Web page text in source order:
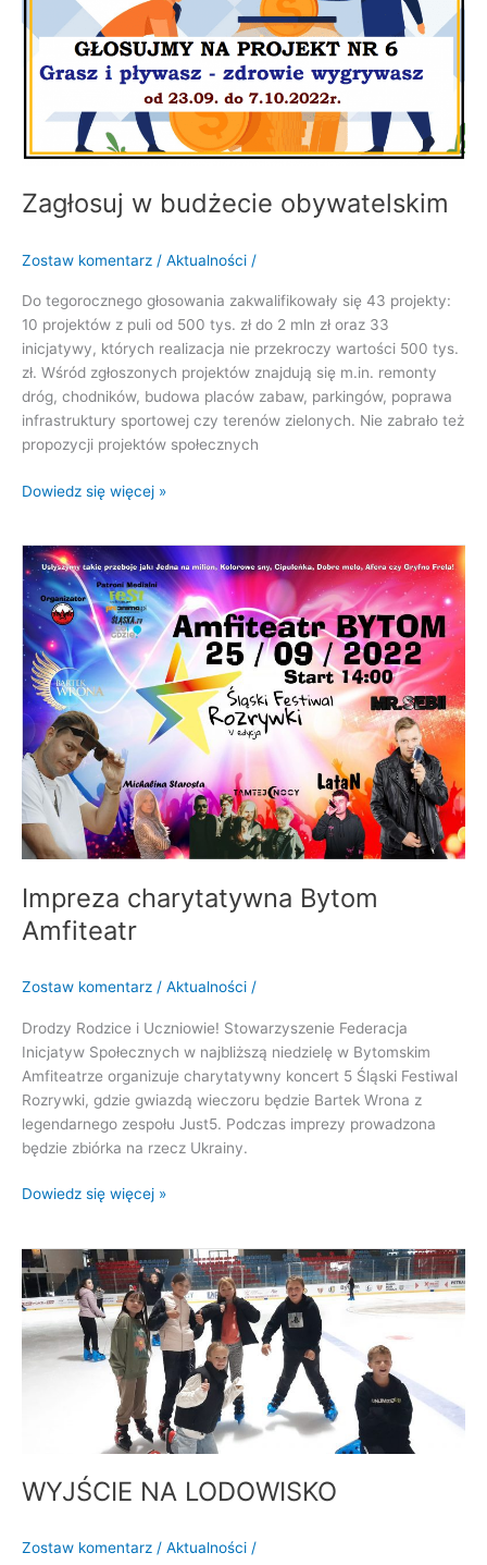
Zagłosuj w budżecie obywatelskim
Zostaw komentarz / Aktualności /
Do tegorocznego głosowania zakwalifikowały się 43 projekty:
10 projektów z puli od 500 tys. zł do 2 mln zł oraz 33
inicjatywy, których realizacja nie przekroczy wartości 500 tys.
zł. Wśród zgłoszonych projektów znajdują się m.in. remonty
dróg, chodników, budowa placów zabaw, parkingów, poprawa
infrastruktury sportowej czy terenów zielonych. Nie zabrało też
propozycji projektów społecznych
Dowiedz się więcej »
Impreza charytatywna Bytom
Amfiteatr
Zostaw komentarz / Aktualności /
Drodzy Rodzice i Uczniowie! Stowarzyszenie Federacja
Inicjatyw Społecznych w najbliższą niedzielę w Bytomskim
Amfiteatrze organizuje charytatywny koncert 5 Śląski Festiwal
Rozrywki, gdzie gwiazdą wieczoru będzie Bartek Wrona z
legendarnego zespołu Just5. Podczas imprezy prowadzona
będzie zbiórka na rzecz Ukrainy.
Impreza
charytatywna
Bytom
Amfiteatr
Dowiedz się więcej »
WYJŚCIE NA LODOWISKO
Zostaw komentarz / Aktualności /
WYJŚCIE
NA
LODOWISKO